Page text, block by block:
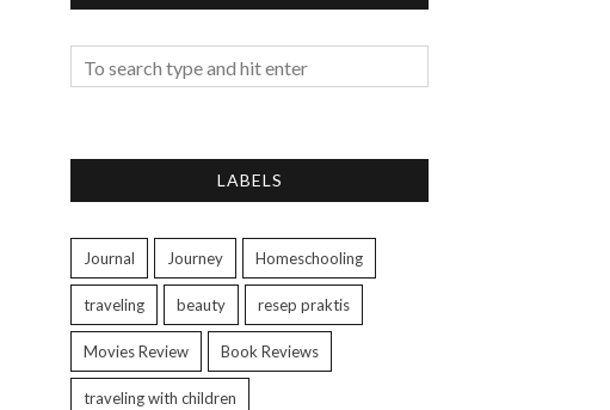
LABELS
Journal Journey Homeschooling
traveling beauty resep praktis
Movies Review Book Reviews
traveling with children